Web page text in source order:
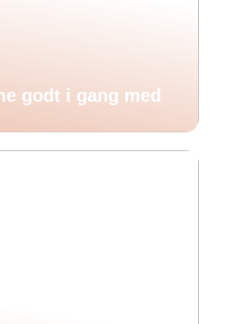
godt i gang med